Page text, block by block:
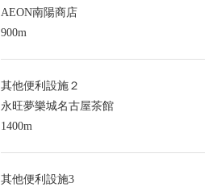
AEON南陽商店
900m
其他便利設施２
永旺夢樂城名古屋茶館
1400m
其他便利設施3